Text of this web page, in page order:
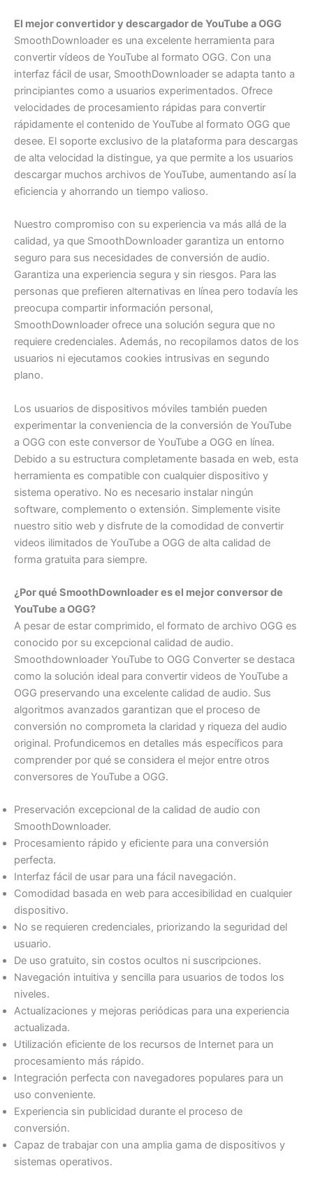
El mejor convertidor y descargador de YouTube a OGG
SmoothDownloader es una excelente herramienta para
convertir vídeos de YouTube al formato OGG. Con una
interfaz fácil de usar, SmoothDownloader se adapta tanto a
principiantes como a usuarios experimentados. Ofrece
velocidades de procesamiento rápidas para convertir
rápidamente el contenido de YouTube al formato OGG que
desee. El soporte exclusivo de la plataforma para descargas
de alta velocidad la distingue, ya que permite a los usuarios
descargar muchos archivos de YouTube, aumentando así la
eficiencia y ahorrando un tiempo valioso.
Nuestro compromiso con su experiencia va más allá de la
calidad, ya que SmoothDownloader garantiza un entorno
seguro para sus necesidades de conversión de audio.
Garantiza una experiencia segura y sin riesgos. Para las
personas que prefieren alternativas en línea pero todavía les
preocupa compartir información personal,
SmoothDownloader ofrece una solución segura que no
requiere credenciales. Además, no recopilamos datos de los
usuarios ni ejecutamos cookies intrusivas en segundo
plano.
Los usuarios de dispositivos móviles también pueden
experimentar la conveniencia de la conversión de YouTube
a OGG con este conversor de YouTube a OGG en línea.
Debido a su estructura completamente basada en web, esta
herramienta es compatible con cualquier dispositivo y
sistema operativo. No es necesario instalar ningún
software, complemento o extensión. Simplemente visite
nuestro sitio web y disfrute de la comodidad de convertir
videos ilimitados de YouTube a OGG de alta calidad de
forma gratuita para siempre.
¿Por qué SmoothDownloader es el mejor conversor de
YouTube a OGG?
A pesar de estar comprimido, el formato de archivo OGG es
conocido por su excepcional calidad de audio.
Smoothdownloader YouTube to OGG Converter se destaca
como la solución ideal para convertir videos de YouTube a
OGG preservando una excelente calidad de audio. Sus
algoritmos avanzados garantizan que el proceso de
conversión no comprometa la claridad y riqueza del audio
original. Profundicemos en detalles más específicos para
comprender por qué se considera el mejor entre otros
conversores de YouTube a OGG.
Preservación excepcional de la calidad de audio con
SmoothDownloader.
Procesamiento rápido y eficiente para una conversión
perfecta.
Interfaz fácil de usar para una fácil navegación.
Comodidad basada en web para accesibilidad en cualquier
dispositivo.
No se requieren credenciales, priorizando la seguridad del
usuario.
De uso gratuito, sin costos ocultos ni suscripciones.
Navegación intuitiva y sencilla para usuarios de todos los
niveles.
Actualizaciones y mejoras periódicas para una experiencia
actualizada.
Utilización eficiente de los recursos de Internet para un
procesamiento más rápido.
Integración perfecta con navegadores populares para un
uso conveniente.
Experiencia sin publicidad durante el proceso de
conversión.
Capaz de trabajar con una amplia gama de dispositivos y
sistemas operativos.